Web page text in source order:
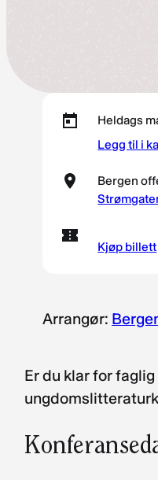
Heldags
Legg til i
Bergen
Kjøp billett
Arrangør:
Er du klar for